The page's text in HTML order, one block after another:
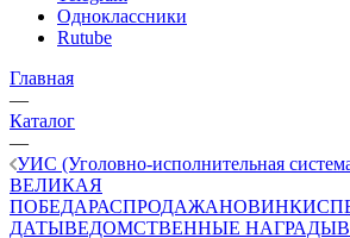
Одноклассники
Rutube
Главная
—
Каталог
—
УИС (Уголовно-исполнительная
ВЕЛИКАЯ
ПОБЕДАРАСПРОДАЖАНОВИНКИ
ДАТЫВЕДОМСТВЕННЫЕ НАГРАДЫ